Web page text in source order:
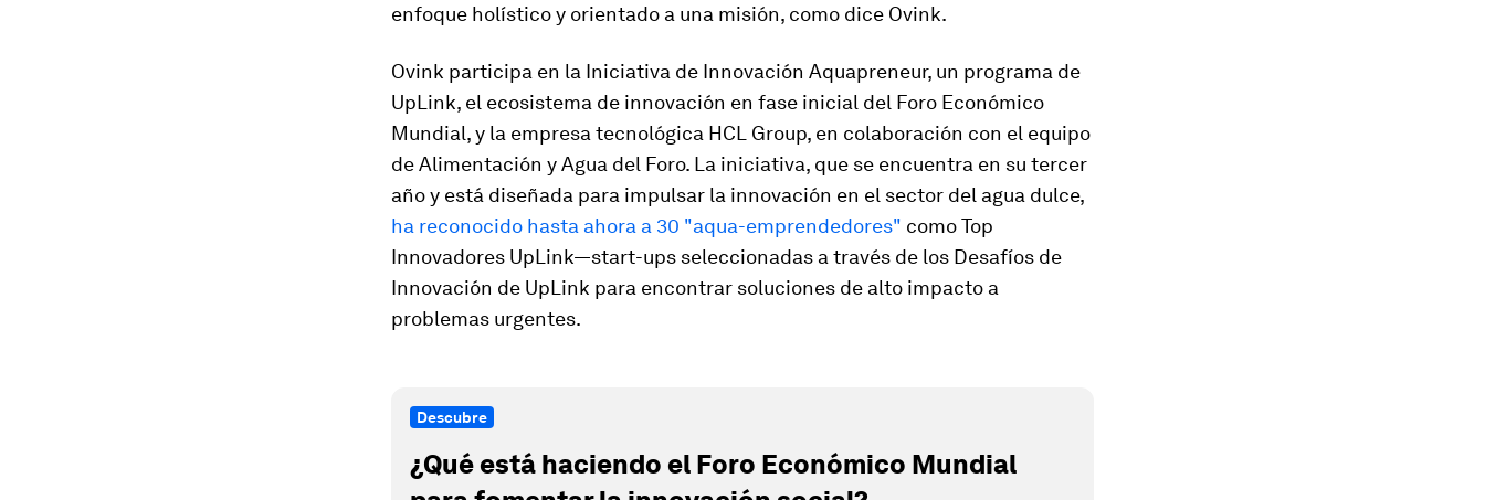
enfoque holístico y orientado a una misión, como dice Ovink.
Ovink participa en la Iniciativa de Innovación Aquapreneur, un programa de
UpLink, el ecosistema de innovación en fase inicial del Foro Económico
Mundial, y la empresa tecnológica HCL Group, en colaboración con el equipo
de Alimentación y Agua del Foro. La iniciativa, que se encuentra en su tercer
año y está diseñada para impulsar la innovación en el sector del agua dulce,
ha reconocido hasta ahora a 30 "aqua-emprendedores" como Top
Innovadores UpLink—start-ups seleccionadas a través de los Desafíos de
Innovación de UpLink para encontrar soluciones de alto impacto a
problemas urgentes.
Descubre
¿Qué está haciendo el Foro Económico Mundial